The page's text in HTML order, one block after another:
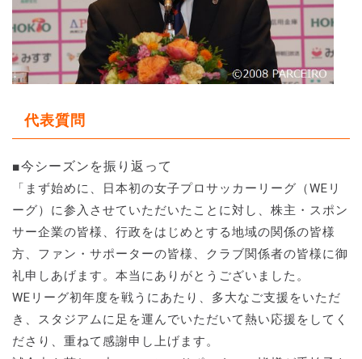
代表質問
■今シーズンを振り返って
「まず始めに、日本初の女子プロサッカーリーグ（WEリ
ーグ）に参入させていただいたことに対し、株主・スポン
サー企業の皆様、行政をはじめとする地域の関係の皆様
方、ファン・サポーターの皆様、クラブ関係者の皆様に御
礼申しあげます。本当にありがとうございました。
WEリーグ初年度を戦うにあたり、多大なご支援をいただ
き、スタジアムに足を運んでいただいて熱い応援をしてく
ださり、重ねて感謝申し上げます。